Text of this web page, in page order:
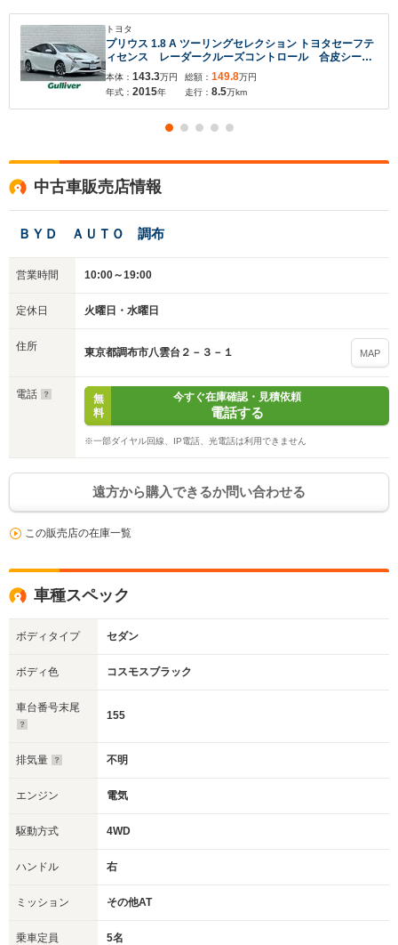
トヨタ
プリウス 1.8 A ツーリングセレクション トヨタセーフテ
ィセンス レーダークルーズコントロール 合皮シー
ト ヘッドアップディスプレイ ブラインドスポットモ
ニター パーキングアシスト 社外ナビ フルセグ バ
ックカメラ ETC シートヒーター
本体： 143.3万円
年式： 2015年
総額： 149.8万円
走行： 8.5万km
中古車販売店情報
ＢＹＤ ＡＵＴＯ 調布
営業時間 10:00～19:00
定休日 火曜日・水曜日
住所 東京都調布市八雲台２－３－１ MAP
電話
無
料
今すぐ在庫確認・見積依頼
電話する
※一部ダイヤル回線、IP電話、光電話は利用できません
遠方から購入できるか問い合わせる
この販売店の在庫一覧
車種スペック
ボディタイプ セダン
ボディ色 コスモスブラック
車台番号末尾
155
排気量 不明
エンジン 電気
駆動方式 4WD
ハンドル 右
ミッション その他AT
乗車定員 5名